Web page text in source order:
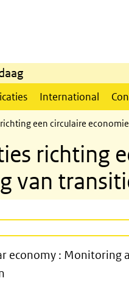
International
een circulaire
richting
van
a circular
economy : Monitoring